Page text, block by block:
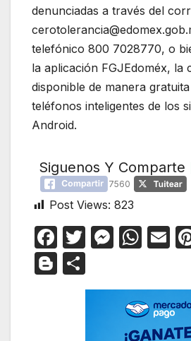
denunciadas a través del
telefónico 800 7028770, o
la aplicación FGJEdoméx, la
disponible de manera
teléfonos inteligentes de los
Android.
Siguenos Y Comparte
7560
Post Views: 823
F
a
c
T
itt
M
s
e
W
at
s
A
E
Bl
o